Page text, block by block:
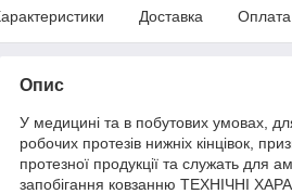
Доставка Оплата
Опис
У медицині та в побутових умовах,
робочих протезів нижніх кінцівок,
протезної продукції та служать для
запобігання ковзанню ТЕХНІЧНІ